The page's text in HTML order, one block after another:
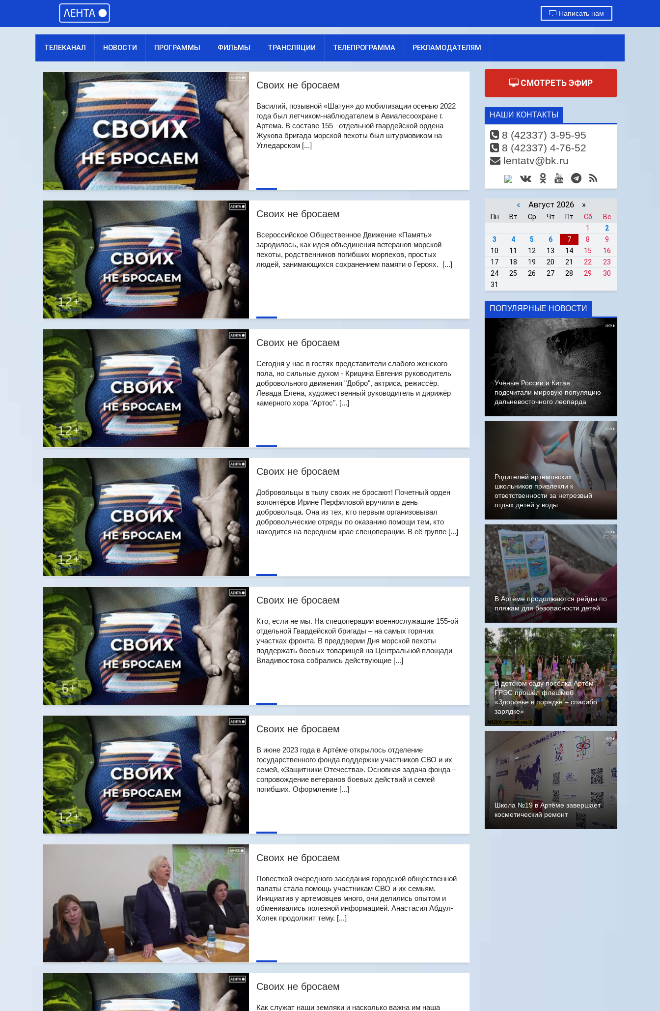
Написать нам
ТЕЛЕКАНАЛ НОВОСТИ ПРОГРАММЫ ФИЛЬМЫ ТРАНСЛЯЦИИ ТЕЛЕПРОГРАММА РЕКЛАМОДАТЕЛЯМ
Своих не бросаем
Василий, позывной «Шатун» до мобилизации осенью 2022
года был летчиком-наблюдателем в Авиалесоохране г.
Артема. В составе 155 отдельной гвардейской ордена
Жукова бригада морской пехоты был штурмовиком на
Угледарском [...]
Своих не бросаем
Всероссийское Общественное Движение «Память»
зародилось, как идея объединения ветеранов морской
пехоты, родственников погибших морпехов, простых
людей, занимающихся сохранением памяти о Героях. [...]
Своих не бросаем
Сегодня у нас в гостях представители слабого женского
пола, но сильные духом - Крицина Евгения руководитель
добровольного движения "Добро", актриса, режиссёр.
Левада Елена, художественный руководитель и дирижёр
камерного хора "Артос". [...]
Своих не бросаем
Добровольцы в тылу своих не бросают! Почетный орден
волонтёров Ирине Перфиловой вручили в день
добровольца. Она из тех, кто первым организовывал
добровольческие отряды по оказанию помощи тем, кто
находится на переднем крае спецоперации. В её группе [...]
Своих не бросаем
Кто, если не мы. На спецоперации военнослужащие 155-ой
отдельной Гвардейской бригады – на самых горячих
участках фронта. В преддверии Дня морской пехоты
поддержать боевых товарищей на Центральной площади
Владивостока собрались действующие [...]
Своих не бросаем
В июне 2023 года в Артёме открылось отделение
государственного фонда поддержки участников СВО и их
семей, «Защитники Отечества». Основная задача фонда –
сопровождение ветеранов боевых действий и семей
погибших. Оформление [...]
Своих не бросаем
Повесткой очередного заседания городской общественной
палаты стала помощь участникам СВО и их семьям.
Инициатив у артемовцев много, они делились опытом и
обменивались полезной информацией. Анастасия Абдул-
Холек продолжит тему. [...]
Своих не бросаем
Как служат наши земляки и насколько важна им наша
СМОТРЕТЬ ЭФИР
НАШИ КОНТАКТЫ
8 (42337) 3-95-95
8 (42337) 4-76-52
lentatv@bk.ru
« Август 2026 »
Пн Вт Ср Чт Пт Сб
Вс
1
2
3
4 5 6 7 8
9
10
11 12 13 14 15
16
17
18 19 20 21 22
23
24
25 26 27 28 29
30
31
ПОПУЛЯРНЫЕ НОВОСТИ
Учёные России и Китая
подсчитали мировую популяцию
дальневосточного леопарда
Родителей артёмовских
школьников привлекли к
ответственности за нетрезвый
отдых детей у воды
В Артёме продолжаются рейды по
пляжам для безопасности детей
В детском саду посёлка Артём
ГРЭС прошёл флешмоб
«Здоровье в порядке – спасибо
зарядке»
Школа №19 в Артёме завершает
косметический ремонт